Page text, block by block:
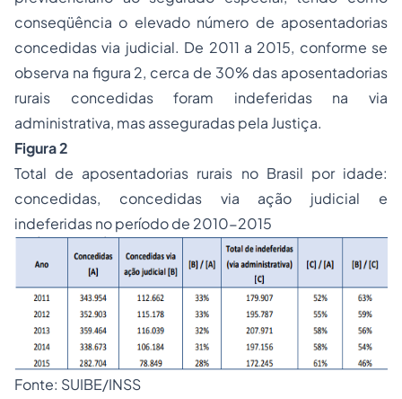
conseqüência o elevado número de aposentadorias
concedidas via judicial. De 2011 a 2015, conforme se
observa na figura 2, cerca de 30% das aposentadorias
rurais concedidas foram indeferidas na via
administrativa, mas asseguradas pela Justiça.
Figura 2
Total de aposentadorias rurais no Brasil por idade:
concedidas, concedidas via ação judicial e
indeferidas no período de 2010-2015
Fonte: SUIBE/INSS